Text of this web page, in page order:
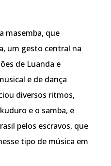
masemba, que
um gesto central na
de Luanda e
e de dança
diversos ritmos,
e o samba, e
pelos escravos, que
tipo de música em